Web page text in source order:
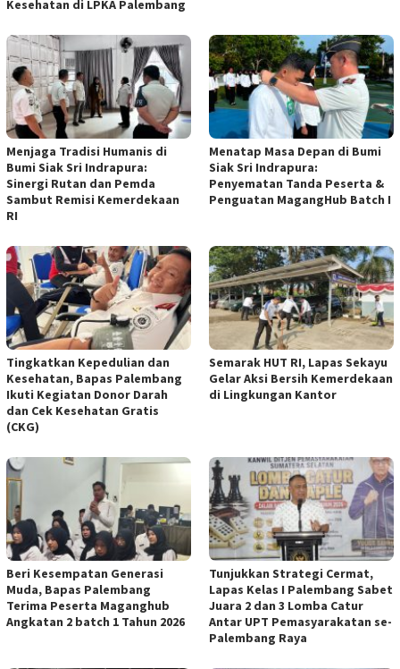
Kesehatan di LPKA Palembang
Menjaga Tradisi Humanis di
Bumi Siak Sri Indrapura:
Sinergi Rutan dan Pemda
Sambut Remisi Kemerdekaan
RI
Menatap Masa Depan di Bumi
Siak Sri Indrapura:
Penyematan Tanda Peserta &
Penguatan MagangHub Batch I
Tingkatkan Kepedulian dan
Kesehatan, Bapas Palembang
Ikuti Kegiatan Donor Darah
dan Cek Kesehatan Gratis
(CKG)
Semarak HUT RI, Lapas Sekayu
Gelar Aksi Bersih Kemerdekaan
di Lingkungan Kantor
Beri Kesempatan Generasi
Muda, Bapas Palembang
Terima Peserta Maganghub
Angkatan 2 batch 1 Tahun 2026
Tunjukkan Strategi Cermat,
Lapas Kelas I Palembang Sabet
Juara 2 dan 3 Lomba Catur
Antar UPT Pemasyarakatan se-
Palembang Raya